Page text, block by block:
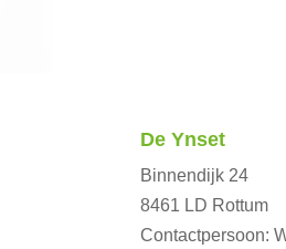
De Ynset
Binnendijk 24
8461 LD Rottum
Contactpersoon: